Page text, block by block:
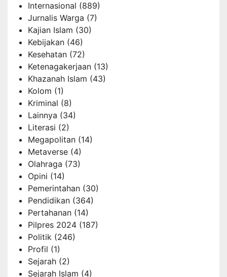
Internasional (889)
Jurnalis Warga (7)
Kajian Islam (30)
Kebijakan (46)
Kesehatan (72)
Ketenagakerjaan (13)
Khazanah Islam (43)
Kolom (1)
Kriminal (8)
Lainnya (34)
Literasi (2)
Megapolitan (14)
Metaverse (4)
Olahraga (73)
Opini (14)
Pemerintahan (30)
Pendidikan (364)
Pertahanan (14)
Pilpres 2024 (187)
Politik (246)
Profil (1)
Sejarah (2)
Sejarah Islam (4)